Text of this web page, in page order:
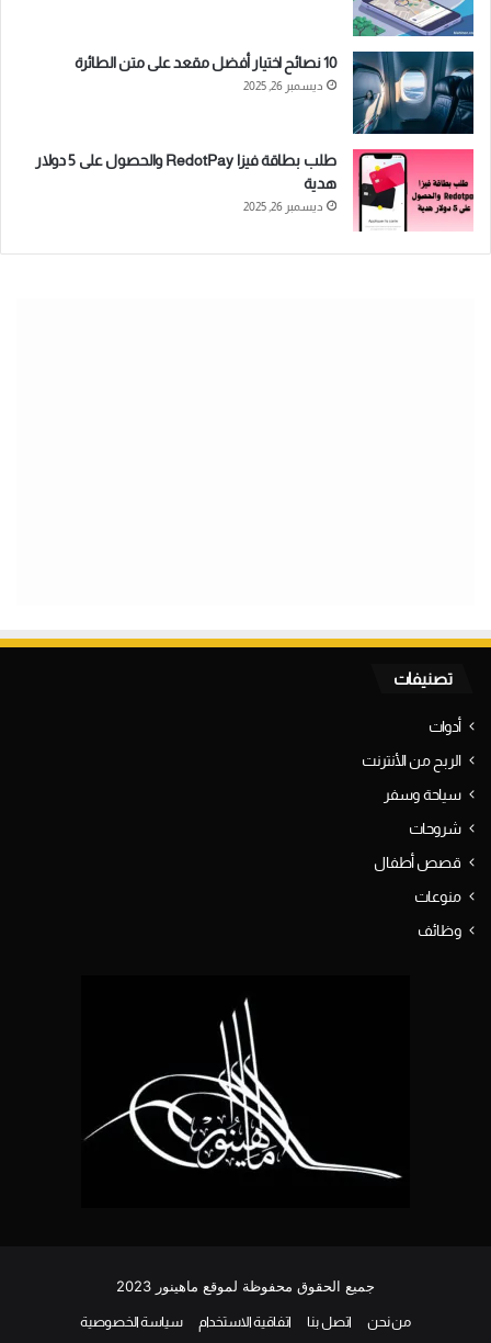
10 نصائح اختيار أفضل مقعد على متن الطائرة
ديسمبر 26, 2025
طلب بطاقة فيزا RedotPay والحصول على 5 دولار
هدية
ديسمبر 26, 2025
تصنيفات
أدوات
الربح من الأنترنت
سياحة وسفر
شروحات
قصص أطفال
منوعات
وظائف
جميع الحقوق محفوظة لموقع ماهينور 2023
من نحن اتصل بنا اتفاقية الاستخدام سياسة الخصوصية